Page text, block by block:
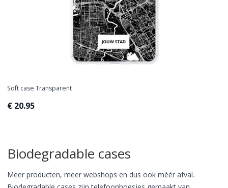
Soft case Transparent
€ 20.95
Biodegradable cases
Meer producten, meer webshops en dus ook méér afval.